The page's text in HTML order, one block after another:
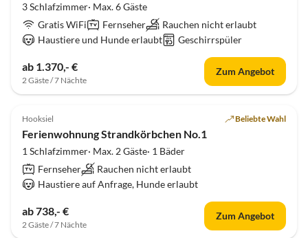
3 Schlafzimmer· Max. 6 Gäste
Gratis WiFi
Fernseher
Rauchen nicht erlaubt
Haustiere und Hunde erlaubt
Geschirrspüler
ab 1.370,- €
2 Gäste / 7 Nächte
Zum Angebot
Hooksiel Beliebte Wahl
Ferienwohnung Strandkörbchen No.1
1 Schlafzimmer· Max. 2 Gäste· 1 Bäder
Fernseher
Rauchen nicht erlaubt
Haustiere auf Anfrage, Hunde erlaubt
ab 738,- €
2 Gäste / 7 Nächte
Zum Angebot